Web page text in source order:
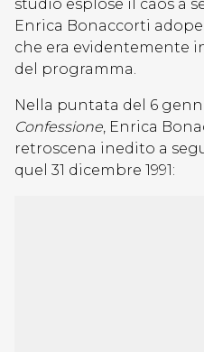
studio esplose il caos a
Enrica Bonaccorti
che era evidentemente
del programma.
Nella puntata del 6
Confessione, Enrica
retroscena inedito a
quel 31 dicembre 1991: